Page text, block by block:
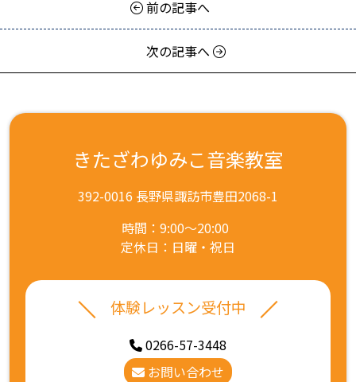
前の記事へ
次の記事へ
きたざわゆみこ音楽教室
392-0016 長野県諏訪市豊田2068-1
時間：9:00～20:00
定休日：日曜・祝日
体験レッスン受付中
0266-57-3448
お問い合わせ